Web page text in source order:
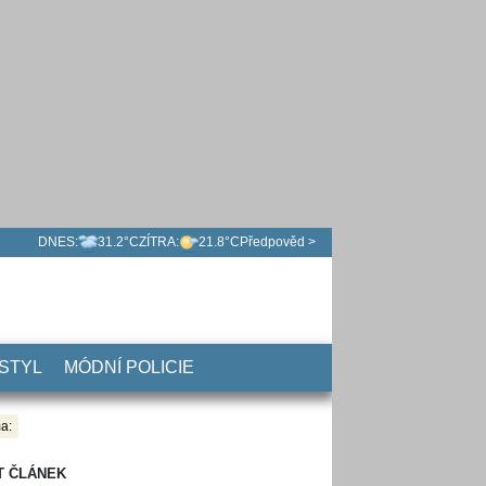
DNES: 31.2°CZÍTRA: 21.8°C Předpověd >
MÓDNÍ POLICIE
ČLÁNEK